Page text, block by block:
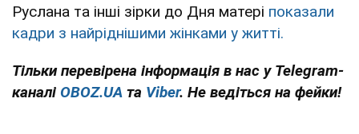
Руслана та інші зірки до Дня матері показали
кадри з найріднішими жінками у житті.
Тільки перевірена інформація в нас у Telegram-
каналі OBOZ.UA та Viber. Не ведіться на фейки!